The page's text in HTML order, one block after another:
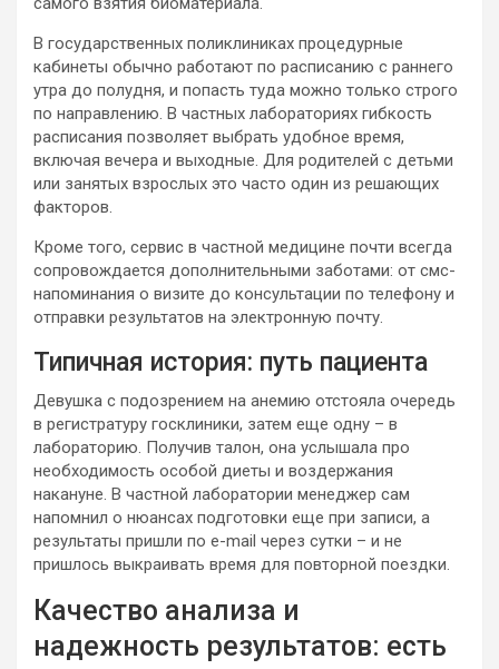
В государственных поликлиниках процедурные
кабинеты обычно работают по расписанию с раннего
утра до полудня, и попасть туда можно только строго
по направлению. В частных лабораториях гибкость
расписания позволяет выбрать удобное время,
включая вечера и выходные. Для родителей с детьми
или занятых взрослых это часто один из решающих
факторов.
Кроме того, сервис в частной медицине почти всегда
сопровождается дополнительными заботами: от смс-
напоминания о визите до консультации по телефону и
отправки результатов на электронную почту.
Типичная история: путь пациента
Девушка с подозрением на анемию отстояла очередь
в регистратуру госклиники, затем еще одну – в
лабораторию. Получив талон, она услышала про
необходимость особой диеты и воздержания
накануне. В частной лаборатории менеджер сам
напомнил о нюансах подготовки еще при записи, а
результаты пришли по e-mail через сутки – и не
пришлось выкраивать время для повторной поездки.
Качество анализа и
надежность результатов: есть